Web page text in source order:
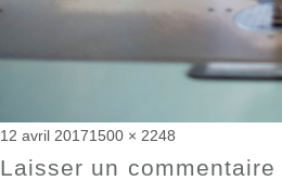
Publié
le
12 avril 2017Taille
réelle
1500 × 2248
Laisser un commentaire